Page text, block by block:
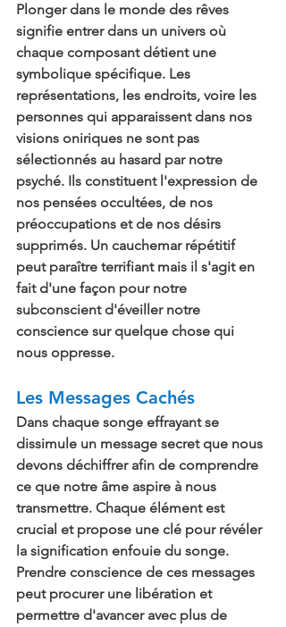
Plonger dans le monde des rêves
signifie entrer dans un univers où
chaque composant détient une
symbolique spécifique. Les
représentations, les endroits, voire les
personnes qui apparaissent dans nos
visions oniriques ne sont pas
sélectionnés au hasard par notre
psyché. Ils constituent l'expression de
nos pensées occultées, de nos
préoccupations et de nos désirs
supprimés. Un cauchemar répétitif
peut paraître terrifiant mais il s'agit en
fait d'une façon pour notre
subconscient d'éveiller notre
conscience sur quelque chose qui
nous oppresse.
Les Messages Cachés
Dans chaque songe effrayant se
dissimule un message secret que nous
devons déchiffrer afin de comprendre
ce que notre âme aspire à nous
transmettre. Chaque élément est
crucial et propose une clé pour révéler
la signification enfouie du songe.
Prendre conscience de ces messages
peut procurer une libération et
permettre d'avancer avec plus de